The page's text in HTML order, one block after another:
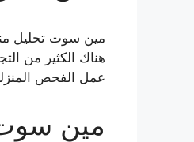
مين سوت تحليل
هناك الكثير من
عمل الفحص
مين